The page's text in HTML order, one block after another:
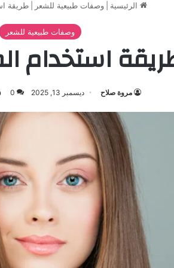
الرئيسية وصفات طبيعية للشعر طريقة
وصفات طبيعية للشعر
استخدام
مروة صلاح ديسمبر 13, 2025 0